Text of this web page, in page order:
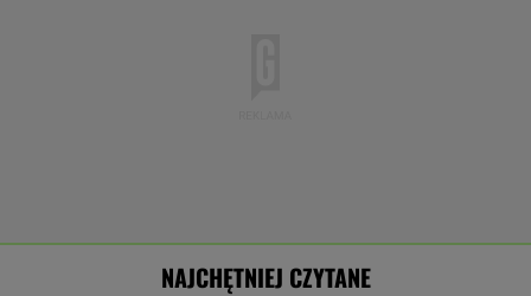
NAJCHĘTNIEJ CZYTANE